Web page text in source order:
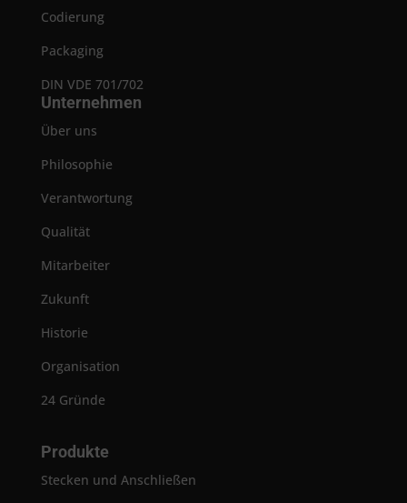
Codierung
Packaging
DIN VDE 701/702
Unternehmen
Über uns
Philosophie
Verantwortung
Qualität
Mitarbeiter
Zukunft
Historie
Organisation
24 Gründe
Produkte
Stecken und Anschließen